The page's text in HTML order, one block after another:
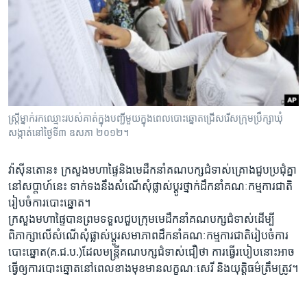
និង​
ចូល​
រំលង​
និង​
ចូល​
កាន់​
ទំព័រ​
ស្វែង​
រក
Khmer English
បណ្តាញ​សង្គម
ភាសា
ស្ត្រីម្នាក់​រកឈ្មោះ​របស់គាត់ក្នុងបញ្ជី​មួយក្នុង​ពេល​បោះឆ្នោត​ជ្រើសរើស​ក្រុមប្រឹក្សា​ឃុំ
សង្កាត់នៅ​ថ្ងៃទី៣ ឧសភា ២០១២។
​វ៉ាស៊ីនតោន៖ ក្រសួង​មហាផ្ទៃ​និងមេដឹកនាំ​គណបក្សជំទាស់​គ្រោង​ជួប​ប្រជុំគ្នា​
នៅ​សប្តាហ៍​នេះ ​ទាក់ទង​នឹង​សំណើ​សុំ​ផ្លាស់ប្តូរ​ថ្នាក់​ដឹកនាំ​គណៈ​កម្មការ​ជាតិ​
រៀបចំ​ការ​បោះ​ឆ្នោត។​
ក្រសួង​មហាផ្ទៃ​បាន​ព្រម​ទទួល​ជួបក្រុម​មេដឹកនាំ​គណបក្ស​ជំទាស់​ដើម្បី​
ពិភាក្សា​លើ​សំណើ​សុំ​ផ្លាស់ប្តូរ​សមាភាព​ដឹកនាំ​គណៈកម្មការ​ជាតិ​រៀបចំ​ការ​
បោះឆ្នោត​(គ.ជ.ប.)​ដែល​មន្ត្រី​គណបក្ស​ជំទាស់​ជឿ​ថា​ ការ​ធ្វើ​របៀប​នោះ​អាច​
ធ្វើឲ្យ​ការ​បោះ​ឆ្នោត​នៅពេល​ខាង​មុខ​មាន​លក្ខណៈ​សេរី ​និង​យុត្តិធម៌​ត្រឹមត្រូវ។​